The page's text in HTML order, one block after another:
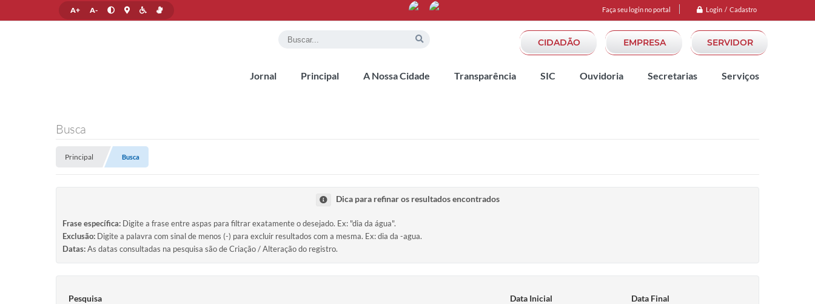
Faça seu login no portal Login / Cadastro
A+ A-
CIDADÃO EMPRESA SERVIDOR
Jornal Principal A Nossa Cidade Transparência SIC Ouvidoria Secretarias Serviços
Busca
Principal Busca
Dica para refinar os resultados encontrados
Frase específica: Digite a frase entre aspas para filtrar exatamente o desejado. Ex: "dia da água".
Exclusão: Digite a palavra com sinal de menos (-) para excluir resultados com a mesma. Ex: dia da -agua.
Datas:As datas consultadas na pesquisa são de Criação / Alteração do registro.
Pesquisa Data Inicial Data Final